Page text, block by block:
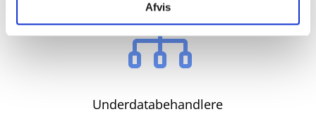
Afvis

Underdatabehandlere